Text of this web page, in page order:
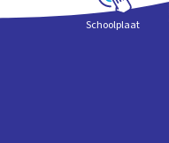
Schoolplaat